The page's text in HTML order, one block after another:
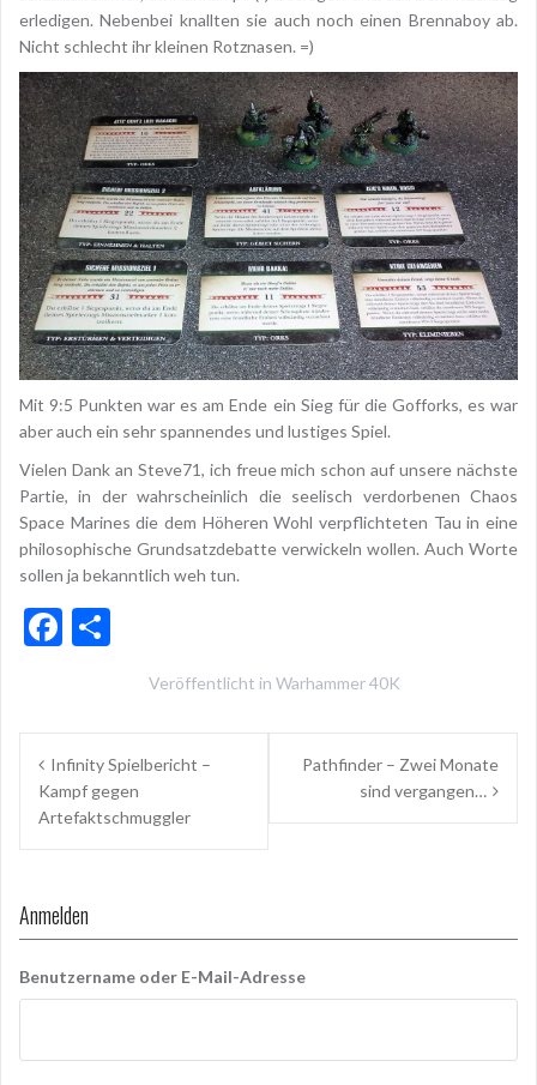
erledigen. Nebenbei knallten sie auch noch einen Brennaboy ab.
Nicht schlecht ihr kleinen Rotznasen. =)
Mit 9:5 Punkten war es am Ende ein Sieg für die Gofforks, es war
aber auch ein sehr spannendes und lustiges Spiel.
Vielen Dank an Steve71, ich freue mich schon auf unsere nächste
Partie, in der wahrscheinlich die seelisch verdorbenen Chaos
Space Marines die dem Höheren Wohl verpflichteten Tau in eine
philosophische Grundsatzdebatte verwickeln wollen. Auch Worte
sollen ja bekanntlich weh tun.
F
o
o
Veröffentlicht in Warhammer 40K
Beitragsnavigation
Infinity Spielbericht –
Kampf gegen
Artefaktschmuggler
Pathfinder – Zwei Monate
sind vergangen…
Anmelden
Benutzername oder E-Mail-Adresse